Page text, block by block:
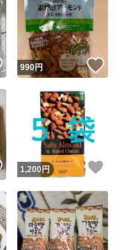
ユーザーの実績につ
定の基準を満たしたユーザー
Yahoo!フリマの基準をクリア
この商品の情報をコピ
いいね！
990円
いいね！
1,200円